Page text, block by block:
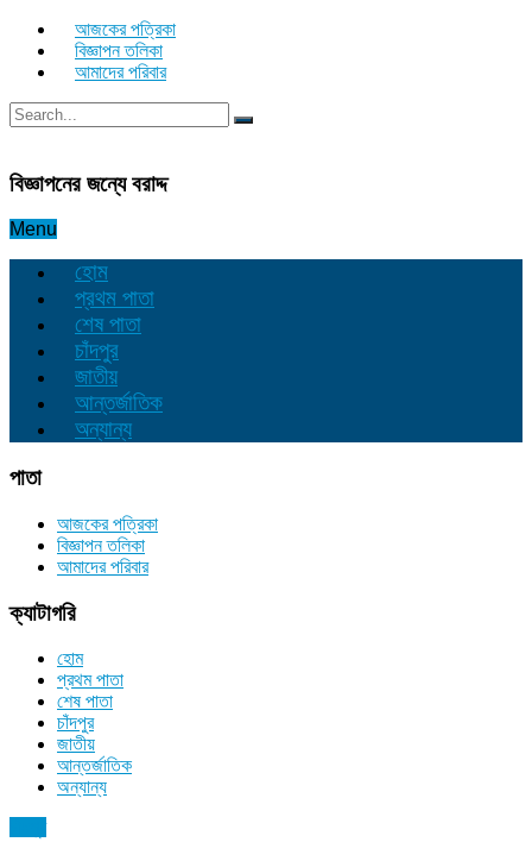
আজকের পত্রিকা
বিজ্ঞাপন তলিকা
আমাদের পরিবার
বিজ্ঞাপনের জন্যে বরাদ্দ
Menu
হোম
প্রথম পাতা
শেষ পাতা
চাঁদপুর
জাতীয়
আন্তর্জাতিক
অন্যান্য
পাতা
আজকের পত্রিকা
বিজ্ঞাপন তলিকা
আমাদের পরিবার
ক্যাটাগরি
হোম
প্রথম পাতা
শেষ পাতা
চাঁদপুর
জাতীয়
আন্তর্জাতিক
অন্যান্য